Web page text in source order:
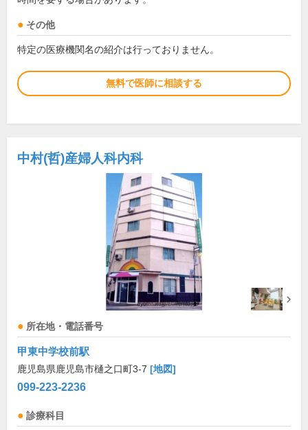
その他
特定の医療機関名の紹介は行っておりません。
無料で医師に相談する
中村(哲)産婦人科内科
所在地・電話番号
甲東中学校前駅
鹿児島県鹿児島市樋之口町3-7 [地図]
099-223-2236
診療科目